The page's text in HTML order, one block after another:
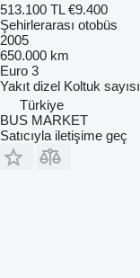
513.100 TL €9.400
Şehirlerarası otobüs
2005
650.000 km
Euro 3
Yakıt dizel Koltuk sayısı
Türkiye
BUS MARKET
Satıcıyla iletişime geç